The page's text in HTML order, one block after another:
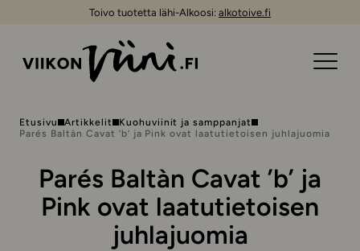
Toivo tuotetta lähi-Alkoosi: alkotoive.fi
Etusivu Artikkelit
Kuohuviinit ja samppanjat
Parés Baltàn Cavat ’b’ ja Pink ovat laatutietoisen juhlajuomia
Parés Baltàn Cavat ’b’ ja
Pink ovat laatutietoisen
juhlajuomia